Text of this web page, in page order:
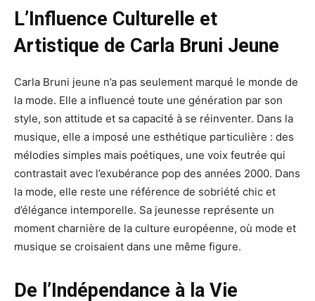
L’Influence Culturelle et
Artistique de Carla Bruni Jeune
Carla Bruni jeune n’a pas seulement marqué le monde de
la mode. Elle a influencé toute une génération par son
style, son attitude et sa capacité à se réinventer. Dans la
musique, elle a imposé une esthétique particulière : des
mélodies simples mais poétiques, une voix feutrée qui
contrastait avec l’exubérance pop des années 2000. Dans
la mode, elle reste une référence de sobriété chic et
d’élégance intemporelle. Sa jeunesse représente un
moment charnière de la culture européenne, où mode et
musique se croisaient dans une même figure.
De l’Indépendance à la Vie